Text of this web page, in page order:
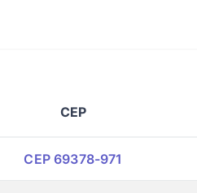
CEP
CEP 69378-971